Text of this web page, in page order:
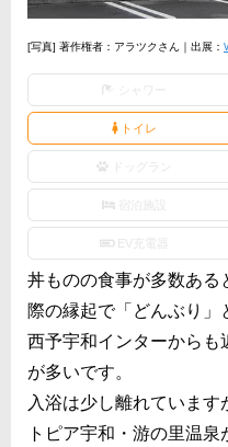
[写真] 著作権者：アラツクさん｜出展：
トイレ
ドッグラン
宿泊施設
EV充電器
丼ものの食事が多数ある
際の縁起で「どんぶり」
西予宇和インターからも
が多いです。
入浴は少し離れていま
トピア宇和・游の里温泉